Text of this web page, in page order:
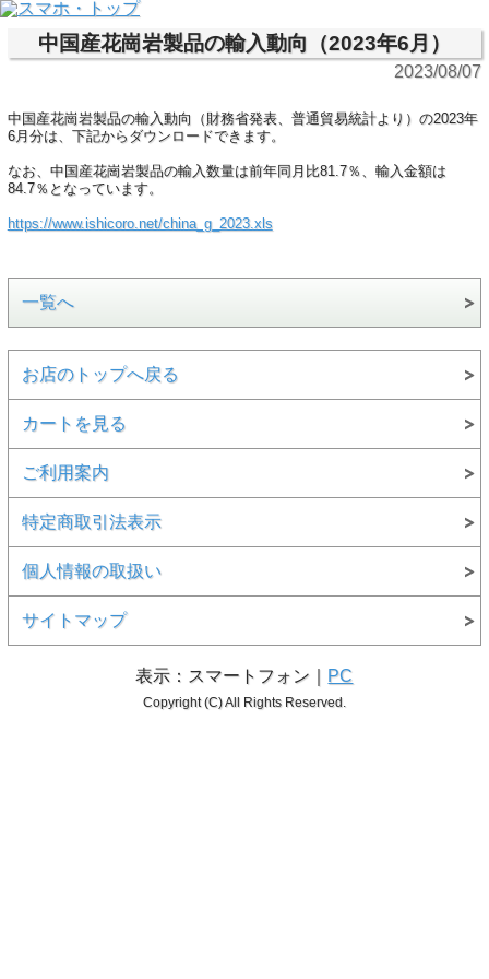
中国産花崗岩製品の輸入動向（2023年6月）
2023/08/07
中国産花崗岩製品の輸入動向（財務省発表、普通貿易統計より）の2023年
6月分は、下記からダウンロードできます。
なお、中国産花崗岩製品の輸入数量は前年同月比81.7％、輸入金額は
84.7％となっています。
https://www.ishicoro.net/china_g_2023.xls
一覧へ
お店のトップへ戻る
カートを見る
ご利用案内
特定商取引法表示
個人情報の取扱い
サイトマップ
表示：スマートフォン｜ PC
Copyright (C) All Rights Reserved.